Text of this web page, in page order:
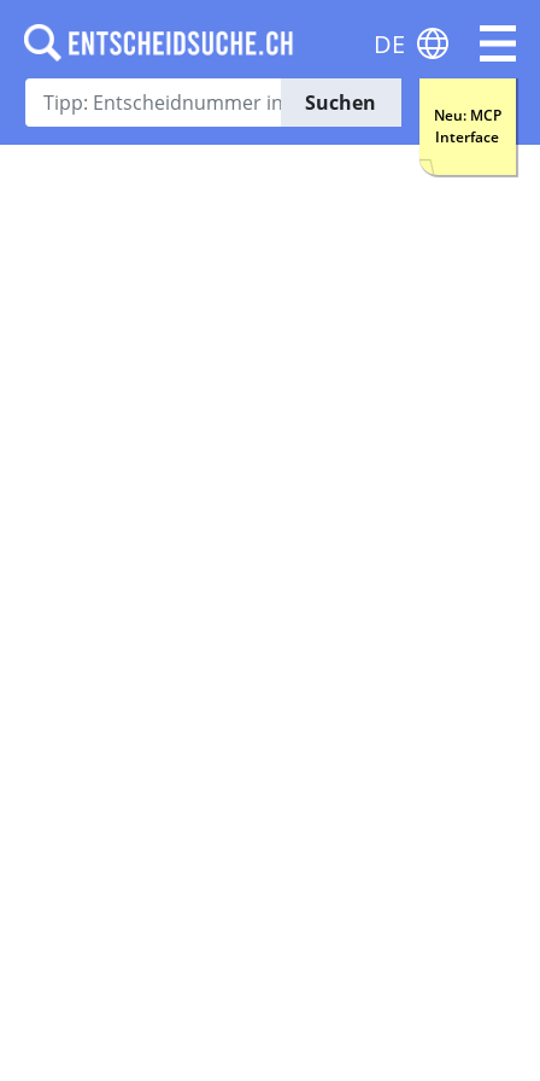
Suchen
Neu: MCP
Interface
DE